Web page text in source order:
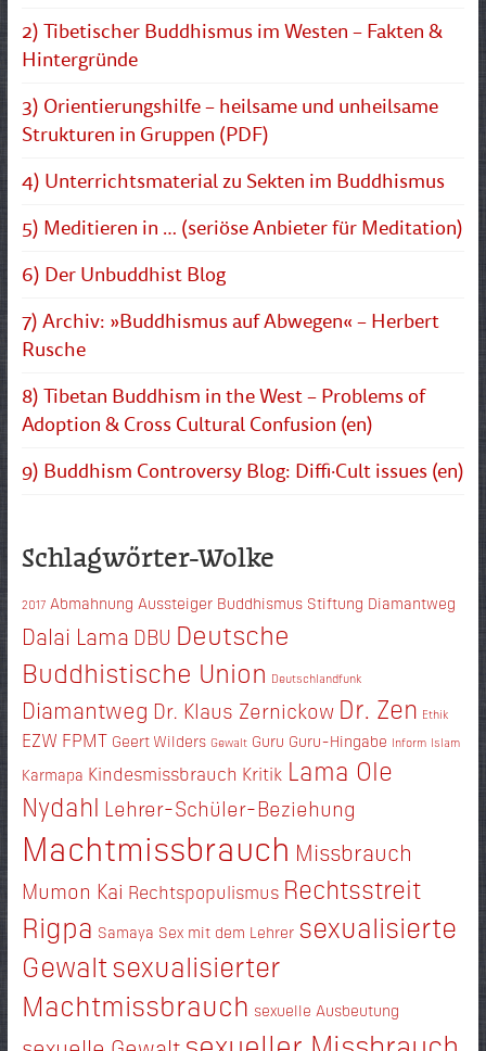
2) Tibetischer Buddhismus im Westen – Fakten &
Hintergründe
3) Orientierungshilfe – heilsame und unheilsame
Strukturen in Gruppen (PDF)
4) Unterrichtsmaterial zu Sekten im Buddhismus
5) Meditieren in … (seriöse Anbieter für Meditation)
6) Der Unbuddhist Blog
7) Archiv: »Buddhismus auf Abwegen« – Herbert
Rusche
8) Tibetan Buddhism in the West – Problems of
Adoption & Cross Cultural Confusion (en)
9) Buddhism Controversy Blog: Diffi·Cult issues (en)
Schlagwörter-Wolke
2017 Abmahnung Aussteiger Buddhismus Stiftung Diamantweg
Dalai Lama DBU Deutsche
Buddhistische Union Deutschlandfunk
Diamantweg Dr. Klaus Zernickow Dr. Zen Ethik
EZW FPMT Geert Wilders Gewalt Guru Guru-Hingabe Inform Islam
Karmapa Kindesmissbrauch Kritik Lama Ole
Nydahl Lehrer-Schüler-Beziehung
Machtmissbrauch Missbrauch
Mumon Kai Rechtspopulismus Rechtsstreit
Rigpa Samaya Sex mit dem Lehrer sexualisierte
Gewaltsexualisierter
Machtmissbrauch sexuelle Ausbeutung